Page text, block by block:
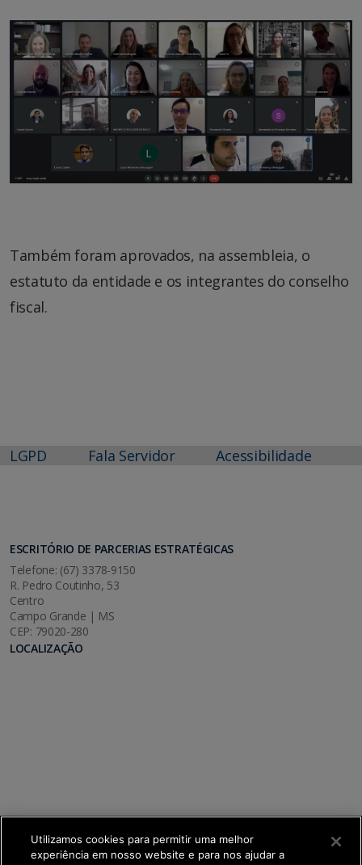
Também foram aprovados, na assembleia, o
estatuto da entidade e os integrantes do conselho
fiscal.
LGPD Fala Servidor Acessibilidade
ESCRITÓRIO DE PARCERIAS ESTRATÉGICAS
Telefone: (67) 3378-9150
R. Pedro Coutinho, 53
Centro
Campo Grande | MS
CEP: 79020-280
LOCALIZAÇÃO
Utilizamos cookies para permitir uma melhor
experiência em nosso website e para nos ajudar a